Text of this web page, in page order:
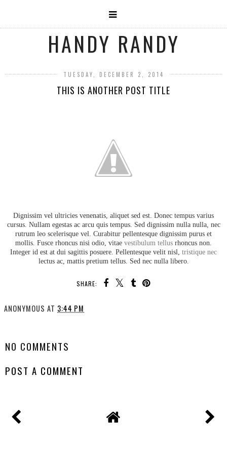
HANDY RANDY
TUESDAY, DECEMBER 2, 2014
THIS IS ANOTHER POST TITLE
Dignissim vel ultricies venenatis, aliquet sed est. Donec tempus varius
cursus. Nullam egestas ac arcu quis tempus. Sed dignissim nulla nulla, nec
rutrum leo scelerisque vel. Curabitur pellentesque dignissim purus et
mollis. Fusce rhoncus nisi odio, vitae vestibulum tellus rhoncus non.
Integer id est at dui sagittis posuere. Pellentesque velit nisl, tristique nec
lectus ac, mattis pretium tellus. Sed nec nulla libero.
SHARE:
ANONYMOUS AT 3:44 PM
NO COMMENTS
POST A COMMENT